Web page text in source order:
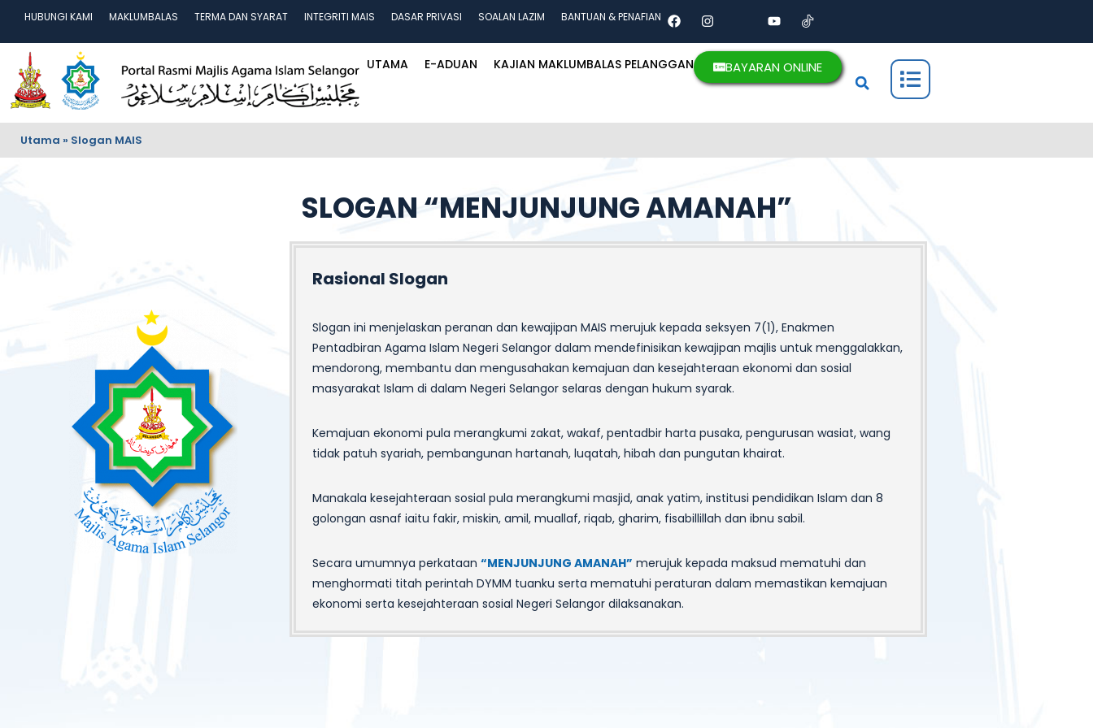
HUBUNGI KAMI MAKLUMBALAS TERMA DAN SYARAT INTEGRITI MAIS DASAR PRIVASI SOALAN LAZIM BANTUAN & PENAFIAN
UTAMA E-ADUAN KAJIAN MAKLUMBALAS PELANGGAN BAYARAN ONLINE
Utama » Slogan MAIS
SLOGAN “MENJUNJUNG AMANAH”
Rasional Slogan
Slogan ini menjelaskan peranan dan kewajipan MAIS merujuk kepada seksyen 7(1), Enakmen
Pentadbiran Agama Islam Negeri Selangor dalam mendefinisikan kewajipan majlis untuk menggalakkan,
mendorong, membantu dan mengusahakan kemajuan dan kesejahteraan ekonomi dan sosial
masyarakat Islam di dalam Negeri Selangor selaras dengan hukum syarak.
Kemajuan ekonomi pula merangkumi zakat, wakaf, pentadbir harta pusaka, pengurusan wasiat, wang
tidak patuh syariah, pembangunan hartanah, luqatah, hibah dan pungutan khairat.
Manakala kesejahteraan sosial pula merangkumi masjid, anak yatim, institusi pendidikan Islam dan 8
golongan asnaf iaitu fakir, miskin, amil, muallaf, riqab, gharim, fisabillillah dan ibnu sabil.
Secara umumnya perkataan “MENJUNJUNG AMANAH” merujuk kepada maksud mematuhi dan
menghormati titah perintah DYMM tuanku serta mematuhi peraturan dalam memastikan kemajuan
ekonomi serta kesejahteraan sosial Negeri Selangor dilaksanakan.